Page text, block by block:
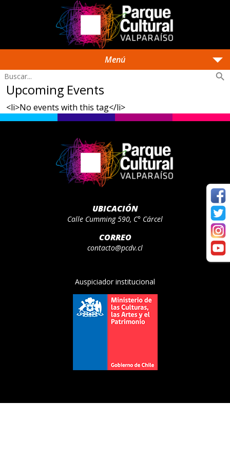
Menú arrow_drop_down
search
Upcoming Events
<li>No events with this tag</li>
UBICACIÓN
Calle Cumming 590, C° Cárcel
CORREO
contacto@pcdv.cl
Auspiciador institucional